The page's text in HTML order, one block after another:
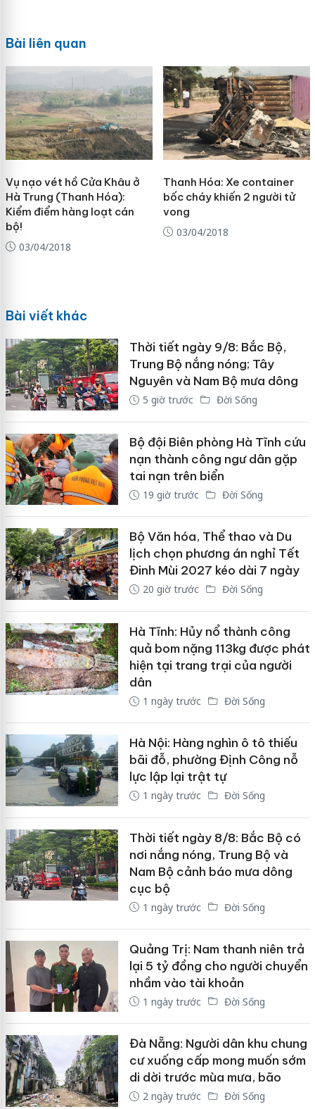
Bài liên quan
Vụ nạo vét hồ Cửa Khâu ở
Hà Trung (Thanh Hóa):
Kiểm điểm hàng loạt cán
bộ!
03/04/2018
Thanh Hóa: Xe container
bốc cháy khiến 2 người tử
vong
03/04/2018
Bài viết khác
Thời tiết ngày 9/8: Bắc Bộ,
Trung Bộ nắng nóng; Tây
Nguyên và Nam Bộ mưa dông
5 giờ trước Đời Sống
Bộ đội Biên phòng Hà Tĩnh cứu
nạn thành công ngư dân gặp
tai nạn trên biển
19 giờ trước Đời Sống
Bộ Văn hóa, Thể thao và Du
lịch chọn phương án nghỉ Tết
Đinh Mùi 2027 kéo dài 7 ngày
20 giờ trước Đời Sống
Hà Tĩnh: Hủy nổ thành công
quả bom nặng 113kg được phát
hiện tại trang trại của người
dân
1 ngày trước Đời Sống
Hà Nội: Hàng nghìn ô tô thiếu
bãi đỗ, phường Định Công nỗ
lực lập lại trật tự
1 ngày trước Đời Sống
Thời tiết ngày 8/8: Bắc Bộ có
nơi nắng nóng, Trung Bộ và
Nam Bộ cảnh báo mưa dông
cục bộ
1 ngày trước Đời Sống
Quảng Trị: Nam thanh niên trả
lại 5 tỷ đồng cho người chuyển
nhầm vào tài khoản
1 ngày trước Đời Sống
Đà Nẵng: Người dân khu chung
cư xuống cấp mong muốn sớm
di dời trước mùa mưa, bão
2 ngày trước Đời Sống